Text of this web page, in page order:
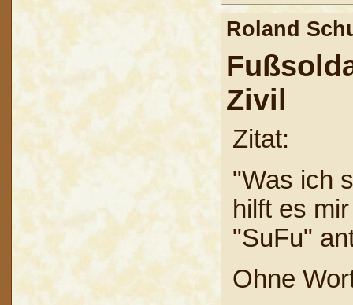
Roland
Zivil
Zitat:
"Was ich
hilft es
"SuFu"
Ohne